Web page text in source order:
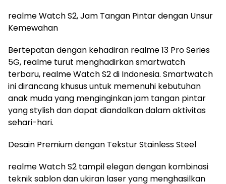
realme Watch S2, Jam Tangan Pintar dengan Unsur
Kemewahan
Bertepatan dengan kehadiran realme 13 Pro Series
5G, realme turut menghadirkan smartwatch
terbaru, realme Watch S2 di Indonesia. Smartwatch
ini dirancang khusus untuk memenuhi kebutuhan
anak muda yang menginginkan jam tangan pintar
yang stylish dan dapat diandalkan dalam aktivitas
sehari-hari.
Desain Premium dengan Tekstur Stainless Steel
realme Watch S2 tampil elegan dengan kombinasi
teknik sablon dan ukiran laser yang menghasilkan